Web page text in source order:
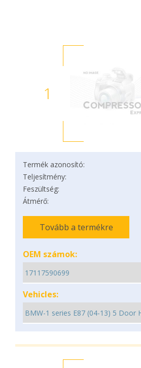
1
Termék azonosító:
Teljesítmény:
Feszültség:
Átmérő:
Tovább a termékre
OEM számok:
Vehicles: